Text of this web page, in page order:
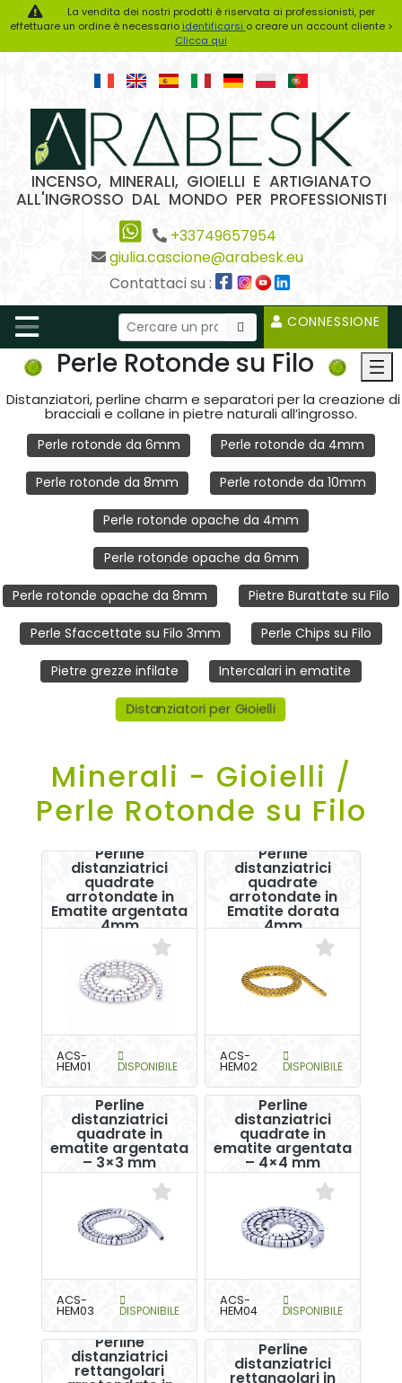
La vendita dei nostri prodotti è riservata ai professionisti, per
effettuare un ordine è necessario identificarsi o creare un account cliente >
Clicca qui
INCENSO, MINERALI, GIOIELLI E ARTIGIANATO
ALL'INGROSSO DAL MONDO PER PROFESSIONISTI
+33749657954
giulia.cascione@arabesk.eu
Contattaci su :
CONNESSIONE
Perle Rotonde su Filo
Distanziatori, perline charm e separatori per la creazione di
bracciali e collane in pietre naturali all’ingrosso.
Perle rotonde da 6mm Perle rotonde da 4mm
Perle rotonde da 8mm Perle rotonde da 10mm
Perle rotonde opache da 4mm
Perle rotonde opache da 6mm
Perle rotonde opache da 8mm Pietre Burattate su Filo
Perle Sfaccettate su Filo 3mm Perle Chips su Filo
Pietre grezze infilate Intercalari in ematite
Distanziatori per Gioielli
Minerali - Gioielli /
Perle Rotonde su Filo
Perline
distanziatrici
quadrate
arrotondate in
Ematite argentata
4mm
ACS-
HEM01 DISPONIBILE
Perline
distanziatrici
quadrate
arrotondate in
Ematite dorata
4mm
ACS-
HEM02 DISPONIBILE
Perline
distanziatrici
quadrate in
ematite argentata
– 3×3 mm
ACS-
HEM03 DISPONIBILE
Perline
distanziatrici
quadrate in
ematite argentata
– 4×4 mm
ACS-
HEM04 DISPONIBILE
Perline
distanziatrici
rettangolari
Perline
distanziatrici
rettangolari in